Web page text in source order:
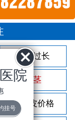
包皮过长
包茎
割包皮价格
院